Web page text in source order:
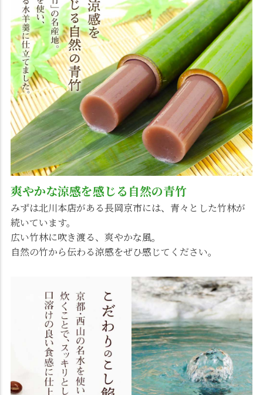
爽やかな涼感を感じる自然の青竹
みずは北川本店がある長岡京市には、青々とした竹林が
続いています。
広い竹林に吹き渡る、爽やかな風。
自然の竹から伝わる涼感をぜひ感じてください。